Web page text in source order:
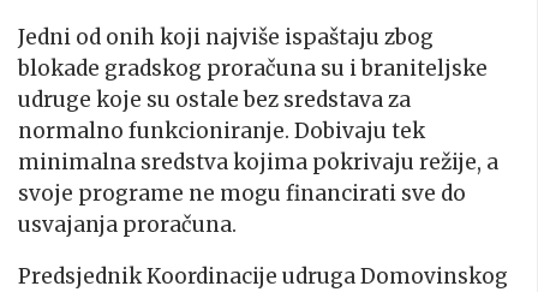
Jedni od onih koji najviše ispaštaju zbog
blokade gradskog proračuna su i braniteljske
udruge koje su ostale bez sredstava za
normalno funkcioniranje. Dobivaju tek
minimalna sredstva kojima pokrivaju režije, a
svoje programe ne mogu financirati sve do
usvajanja proračuna.
Predsjednik Koordinacije udruga Domovinskog